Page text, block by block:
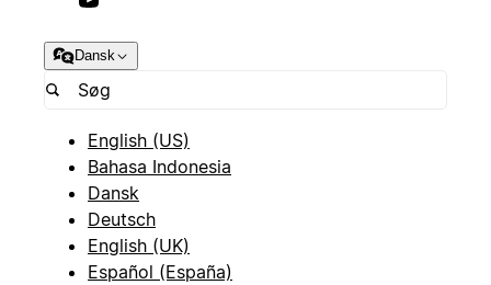
Dansk
English (US)
Bahasa Indonesia
Dansk
Deutsch
English (UK)
Español (España)